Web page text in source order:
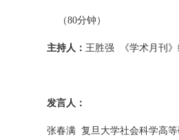
（80分钟）
主持人： 王胜强 《学术月刊
发言人：
张春满 复旦大学社会科学高